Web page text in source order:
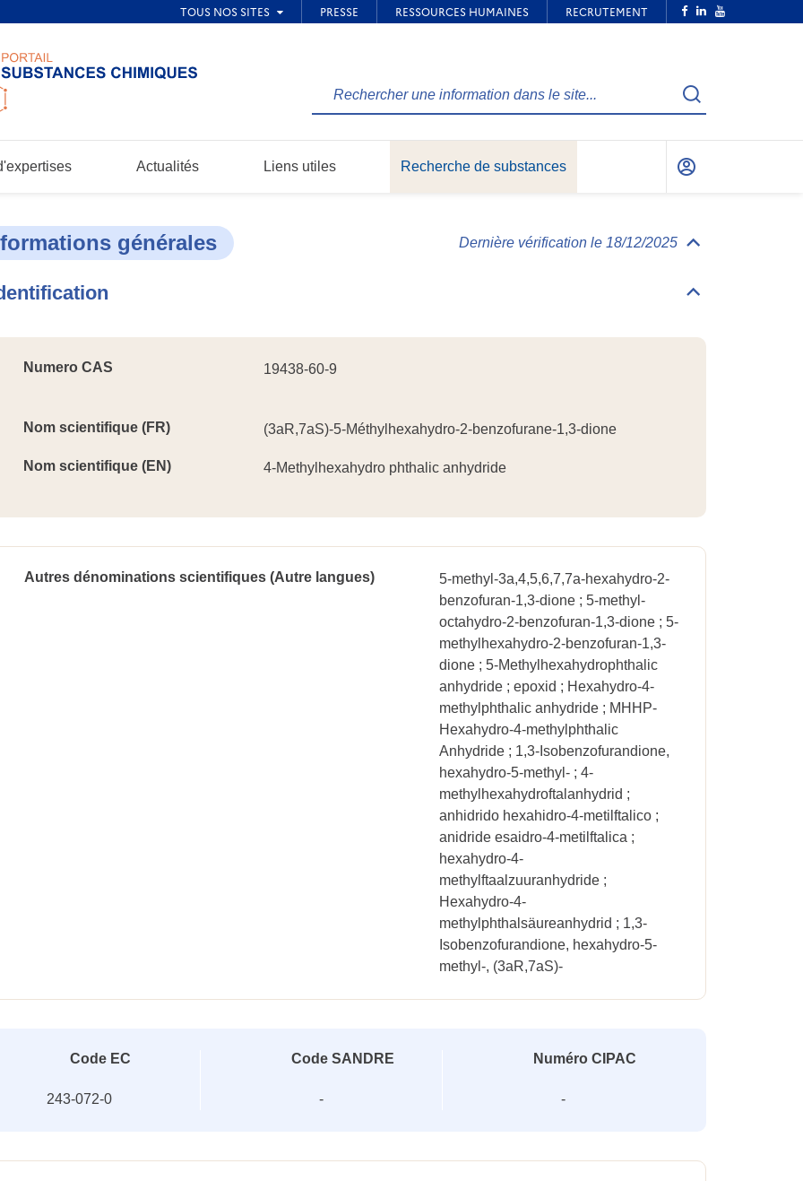
Rechercher
le
Recherche
Actualités Liens utiles Recherche de substances
Mon
générales Dernière vérification le 18/12/2025
Déplier/replier
Déplier/replier
Numero CAS 19438-60-9
Nom scientifique (FR) (3aR,7aS)-5-Méthylhexahydro-2-benzofurane-1,3-dione
Nom scientifique (EN) 4-Methylhexahydro phthalic anhydride
Autres dénominations scientifiques (Autre langues)
5-methyl-3a,4,5,6,7,7a-hexahydro-2-
benzofuran-1,3-dione ; 5-methyl-
octahydro-2-benzofuran-1,3-dione ; 5-
methylhexahydro-2-benzofuran-1,3-
dione ; 5-Methylhexahydrophthalic
anhydride ; epoxid ; Hexahydro-4-
methylphthalic anhydride ; MHHP-
Hexahydro-4-methylphthalic
Anhydride ; 1,3-Isobenzofurandione,
hexahydro-5-methyl- ; 4-
methylhexahydroftalanhydrid ;
anhidrido hexahidro-4-metilftalico ;
anidride esaidro-4-metilftalica ;
hexahydro-4-
methylftaalzuuranhydride ;
Hexahydro-4-
methylphthalsäureanhydrid ; 1,3-
Isobenzofurandione, hexahydro-5-
methyl-, (3aR,7aS)-
Code EC
243-072-0
Code SANDRE
-
Numéro CIPAC
-